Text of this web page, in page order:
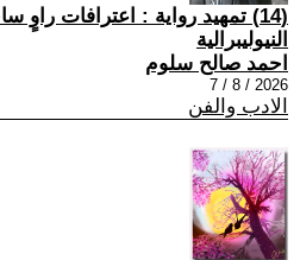
(14) تمهيد رواية : اعترافات
النيوليبرالية
احمد صالح سلوم
2026 / 8 / 7
الادب والفن